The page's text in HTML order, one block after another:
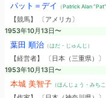
パット＝デイ （Patrick Alan
【競馬】 〔アメリカ〕
1953年10月13日〜
葉田 順治（はだ・じゅんじ）
【経営者】 〔日本（三重県）
1953年10月13日〜
本城 美智子（ほんじょう・みちこ